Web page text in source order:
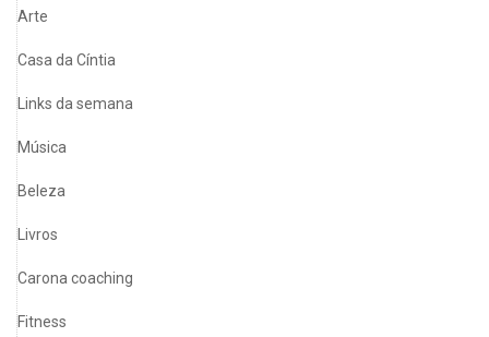
Arte
Casa da Cíntia
Links da semana
Música
Beleza
Livros
Carona coaching
Fitness